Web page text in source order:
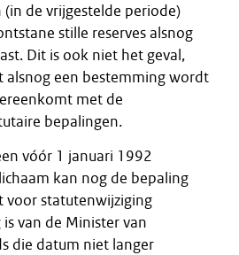
de vrijgestelde periode)
stille reserves alsnog
Dit is ook niet het geval,
alsnog een bestemming wordt
met de
bepalingen.
vóór 1 januari 1992
kan nog de bepaling
voor statutenwijziging
van de Minister van
die datum niet langer